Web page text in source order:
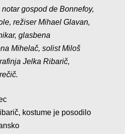
gospod de Bonnefoy,
režiser Mihael Glavan,
glasbena
Mihelač, solist Miloš
Jelka Ribarič,
kostume je posodilo